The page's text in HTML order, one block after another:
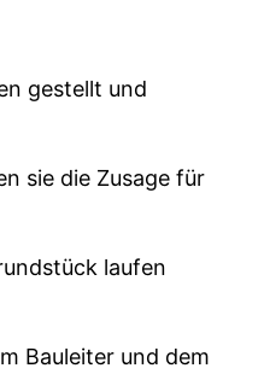
gestellt und
sie die Zusage für
laufen
Bauleiter und dem